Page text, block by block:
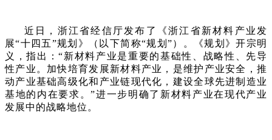
近日，浙江省经信厅发布了《浙江省新材料产业发
展“十四五”规划》（以下简称“规划”）。《规划》开宗明
义，指出：“新材料产业是重要的基础性、战略性、先导
性产业。加快培育发展新材料产业，是维护产业安全，推
动产业基础高级化和产业链现代化，建设全球先进制造业
基地的内在要求。”进一步明确了新材料产业在现代产业
发展中的战略地位。